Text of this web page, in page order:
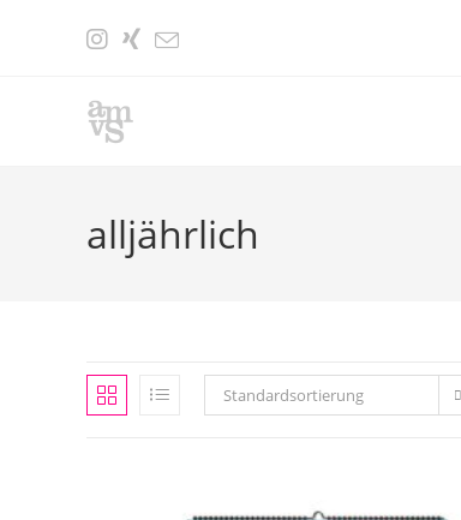
alljährlich
Standardsortierung